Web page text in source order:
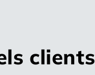
clients